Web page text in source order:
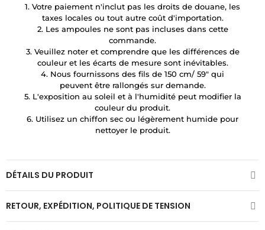
1. Votre paiement n'inclut pas les droits de douane, les
taxes locales ou tout autre coût d'importation.
2. Les ampoules ne sont pas incluses dans cette
commande.
3. Veuillez noter et comprendre que les différences de
couleur et les écarts de mesure sont inévitables.
4. Nous fournissons des fils de 150 cm/ 59″ qui
peuvent être rallongés sur demande.
5. L'exposition au soleil et à l'humidité peut modifier la
couleur du produit.
6. Utilisez un chiffon sec ou légèrement humide pour
nettoyer le produit.
DÉTAILS DU PRODUIT
RETOUR, EXPÉDITION, POLITIQUE DE TENSION